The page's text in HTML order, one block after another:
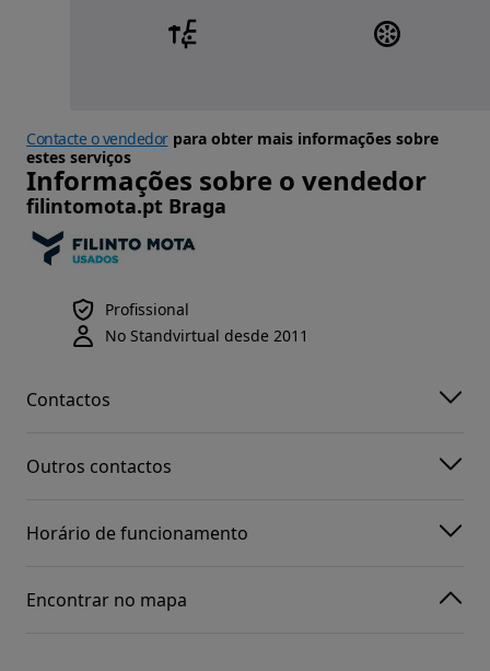
Contacte o vendedorpara obter mais informações sobre
estes serviços
Informações sobre o vendedor
filintomota.pt Braga
Profissional
No Standvirtual desde 2011
Contactos
Outros contactos
Horário de funcionamento
Encontrar no mapa